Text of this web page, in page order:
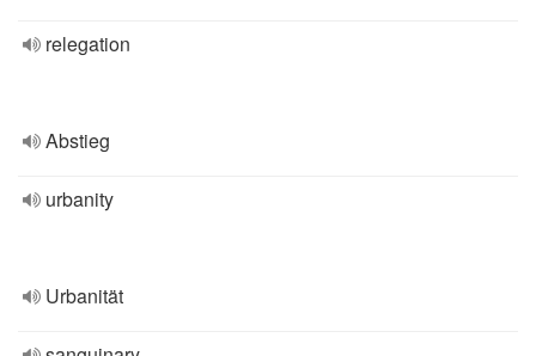
relegation
Abstieg
urbanity
Urbanität